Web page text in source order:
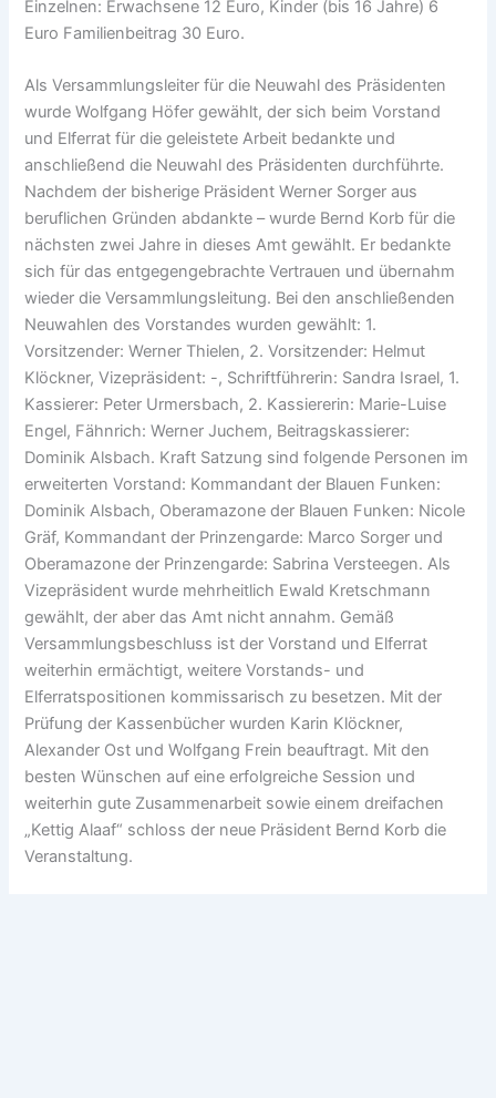
Einzelnen: Erwachsene 12 Euro, Kinder (bis 16 Jahre) 6
Euro Familienbeitrag 30 Euro.
Als Versammlungsleiter für die Neuwahl des Präsidenten
wurde Wolfgang Höfer gewählt, der sich beim Vorstand
und Elferrat für die geleistete Arbeit bedankte und
anschließend die Neuwahl des Präsidenten durchführte.
Nachdem der bisherige Präsident Werner Sorger aus
beruflichen Gründen abdankte – wurde Bernd Korb für die
nächsten zwei Jahre in dieses Amt gewählt. Er bedankte
sich für das entgegengebrachte Vertrauen und übernahm
wieder die Versammlungsleitung. Bei den anschließenden
Neuwahlen des Vorstandes wurden gewählt: 1.
Vorsitzender: Werner Thielen, 2. Vorsitzender: Helmut
Klöckner, Vizepräsident: -, Schriftführerin: Sandra Israel, 1.
Kassierer: Peter Urmersbach, 2. Kassiererin: Marie-Luise
Engel, Fähnrich: Werner Juchem, Beitragskassierer:
Dominik Alsbach. Kraft Satzung sind folgende Personen im
erweiterten Vorstand: Kommandant der Blauen Funken:
Dominik Alsbach, Oberamazone der Blauen Funken: Nicole
Gräf, Kommandant der Prinzengarde: Marco Sorger und
Oberamazone der Prinzengarde: Sabrina Versteegen. Als
Vizepräsident wurde mehrheitlich Ewald Kretschmann
gewählt, der aber das Amt nicht annahm. Gemäß
Versammlungsbeschluss ist der Vorstand und Elferrat
weiterhin ermächtigt, weitere Vorstands- und
Elferratspositionen kommissarisch zu besetzen. Mit der
Prüfung der Kassenbücher wurden Karin Klöckner,
Alexander Ost und Wolfgang Frein beauftragt. Mit den
besten Wünschen auf eine erfolgreiche Session und
weiterhin gute Zusammenarbeit sowie einem dreifachen
„Kettig Alaaf“ schloss der neue Präsident Bernd Korb die
Veranstaltung.